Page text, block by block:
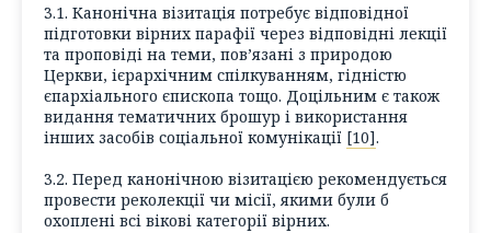
3.1. Канонічна візитація потребує відповідної
підготовки вірних парафії через відповідні лекції
та проповіді на теми, пов’язані з природою
Церкви, ієрархічним спілкуванням, гідністю
єпархіального єпископа тощо. Доцільним є також
видання тематичних брошур і використання
інших засобів соціальної комунікації [10].
3.2. Перед канонічною візитацією рекомендується
провести реколекції чи місії, якими були б
охоплені всі вікові категорії вірних.